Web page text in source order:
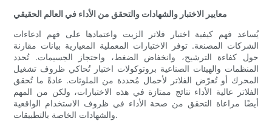
معايير الاختبار والشهادات والتحقق من الأداء في العالم الحقيقي
يُساعد فهم كيفية اختبار فلاتر الزيت واعتمادها على فهم ادعاءات
الشركات المصنعة. توفر الاختبارات المعملية المعيارية بيانات مقارنة
حول كفاءة الترشيح، وانخفاض الضغط، واحتجاز الجسيمات. تُحدد
المنظمات والهيئات الصناعية بروتوكولات اختبار تُحاكي ظروف تشغيل
المحرك أو تُعرّض الفلاتر لأحمال مُحددة من الملوثات. عادةً ما تُحقق
الفلاتر عالية الأداء نتائج ممتازة في هذه الاختبارات، ولكن من المهم
أيضًا مراعاة التحقق من صحة الأداء في ظروف الاستخدام الواقعية
والشهادات الخاصة بالتطبيقات.